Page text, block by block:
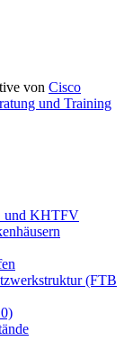
von Cisco
und Training
und KHTFV
(FTB